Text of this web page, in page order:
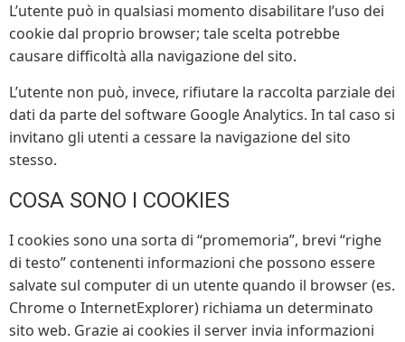
L’utente può in qualsiasi momento disabilitare l’uso dei
cookie dal proprio browser; tale scelta potrebbe
causare difficoltà alla navigazione del sito.
L’utente non può, invece, rifiutare la raccolta parziale dei
dati da parte del software Google Analytics. In tal caso si
invitano gli utenti a cessare la navigazione del sito
stesso.
COSA SONO I COOKIES
I cookies sono una sorta di “promemoria”, brevi “righe
di testo” contenenti informazioni che possono essere
salvate sul computer di un utente quando il browser (es.
Chrome o InternetExplorer) richiama un determinato
sito web. Grazie ai cookies il server invia informazioni